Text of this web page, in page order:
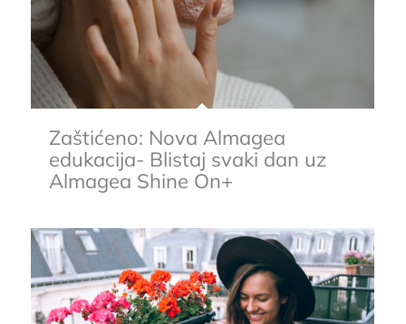
Zaštićeno: Nova Almagea
edukacija- Blistaj svaki dan uz
Almagea Shine On+